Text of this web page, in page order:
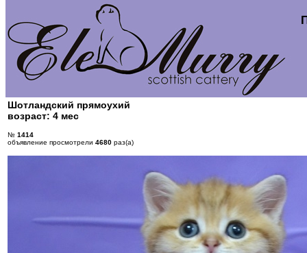
Шотландский прямоухий
возраст: 4 мес
№ 1414
объявление просмотрели 4680 раз(а)